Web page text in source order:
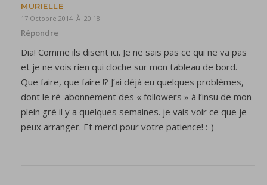
MURIELLE
17 Octobre 2014 À 20:18
Répondre
Dia! Comme ils disent ici. Je ne sais pas ce qui ne va pas
et je ne vois rien qui cloche sur mon tableau de bord.
Que faire, que faire !? J’ai déjà eu quelques problèmes,
dont le ré-abonnement des « followers » à l’insu de mon
plein gré il y a quelques semaines. je vais voir ce que je
peux arranger. Et merci pour votre patience! :-)